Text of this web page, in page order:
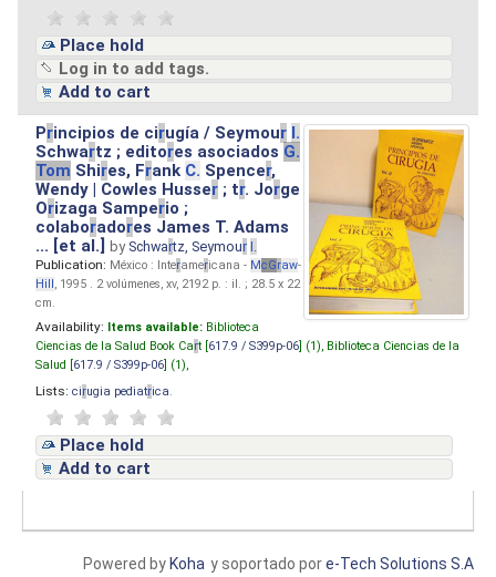
Place hold
Log in to add tags.
Add to cart
Principios de cirugía / Seymour I.
Schwartz ; editores asociados G.
Tom Shires, Frank C. Spencer,
Wendy | Cowles Husser ; tr. Jorge
Orizaga Samperio ;
colaboradores James T. Adams
... [et al.]by Schwartz, Seymour I.
Publication: México : Interamericana - McGraw-
Hill, 1995 . 2 volúmenes, xv, 2192 p. : il. ; 28.5 x 22
cm.
Availability: Items available: Biblioteca
Ciencias de la Salud Book Cart [ 617.9 / S399p-06 ] (1), Biblioteca Ciencias de la
Salud [ 617.9 / S399p-06 ] (1),
Lists: cirugia pediatrica
Place hold
Add to cart
y soportado pore-Tech Solutions S.A
Powered by Koha